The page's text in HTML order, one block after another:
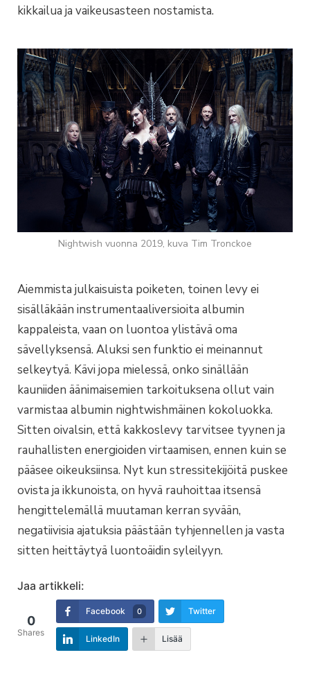
kikkailua ja vaikeusasteen nostamista.
Nightwish vuonna 2019, kuva Tim Tronckoe
Aiemmista julkaisuista poiketen, toinen levy ei
sisälläkään instrumentaaliversioita albumin
kappaleista, vaan on luontoa ylistävä oma
sävellyksensä. Aluksi sen funktio ei meinannut
selkeytyä. Kävi jopa mielessä, onko sinällään
kauniiden äänimaisemien tarkoituksena ollut vain
varmistaa albumin nightwishmäinen kokoluokka.
Sitten oivalsin, että kakkoslevy tarvitsee tyynen ja
rauhallisten energioiden virtaamisen, ennen kuin se
pääsee oikeuksiinsa. Nyt kun stressitekijöitä puskee
ovista ja ikkunoista, on hyvä rauhoittaa itsensä
hengittelemällä muutaman kerran syvään,
negatiivisia ajatuksia päästään tyhjennellen ja vasta
sitten heittäytyä luontoäidin syleilyyn.
Jaa artikkeli:
0
Shares
Facebook 0 Twitter
LinkedIn Lisää